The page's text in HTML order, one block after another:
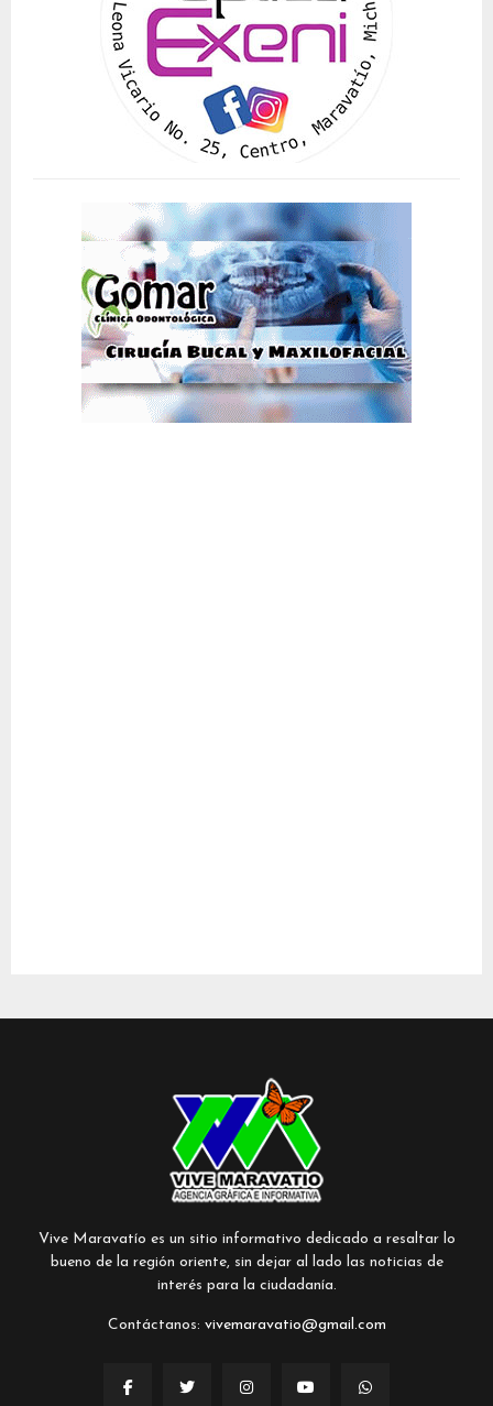
Vive Maravatío es un sitio informativo dedicado a resaltar lo
bueno de la región oriente, sin dejar al lado las noticias de
interés para la ciudadanía.
Contáctanos: vivemaravatio@gmail.com